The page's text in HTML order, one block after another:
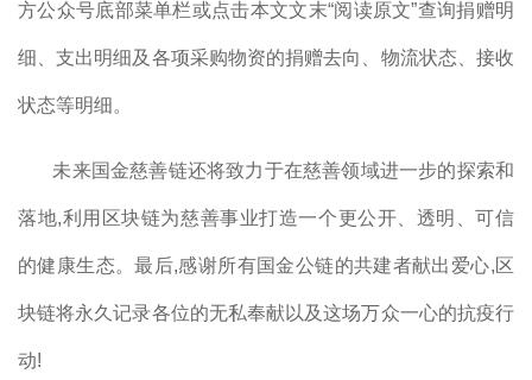
方公众号底部菜单栏或点击本文文末“阅读原文”查询捐赠明
细、支出明细及各项采购物资的捐赠去向、物流状态、接收
状态等明细。
未来国金慈善链还将致力于在慈善领域进一步的探索和
落地,利用区块链为慈善事业打造一个更公开、透明、可信
的健康生态。最后,感谢所有国金公链的共建者献出爱心,区
块链将永久记录各位的无私奉献以及这场万众一心的抗疫行
动!